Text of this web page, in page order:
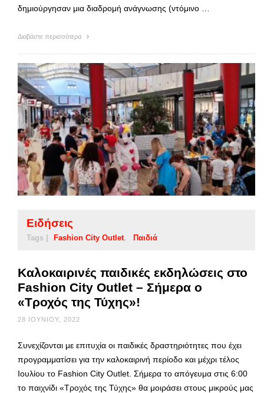
δημιούργησαν μια διαδρομή ανάγνωσης (ντόμινο …
Διαβάστε περισσότερα
Ειδήσεις
Tags | Fashion City Outlet Παιδιά
Καλοκαιρινές παιδικές εκδηλώσεις στο
Fashion City Outlet – Σήμερα ο
«Τροχός της Τύχης»!
28 ΙΟΥΝΊΟΥ, 2022
Συνεχίζονται με επιτυχία οι παιδικές δραστηριότητες που έχει
προγραμματίσει για την καλοκαιρινή περίοδο και μέχρι τέλος
Ιουλίου το Fashion City Outlet. Σήμερα το απόγευμα στις 6:00
το παιχνίδι «Τροχός της Τύχης» θα μοιράσει στους μικρούς μας